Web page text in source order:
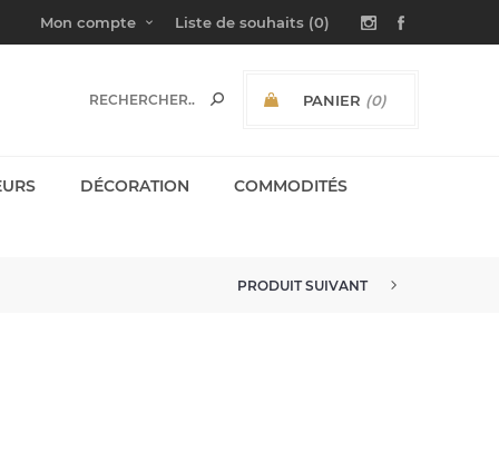
Mon compte Liste de souhaits (0)
PANIER (0)
DÉCORATION COMMODITÉS
PRODUIT SUIVANT